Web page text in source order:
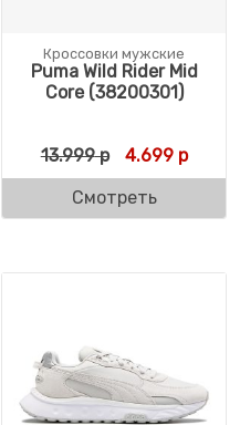
цена составляла 12.990
цена: 6.490 р.
Кроссовки мужские
Puma Wild Rider Mid
Core (38200301)
13.999р 4.699р
Смотреть